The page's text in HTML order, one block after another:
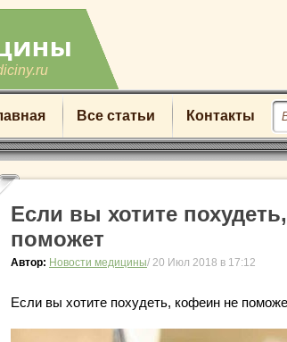
Все статьи Контакты
Если вы хотите
поможет
Автор: Новости медицины/ 20 Июл 2018 в 17:12
Если вы хотите похудеть, кофеин не